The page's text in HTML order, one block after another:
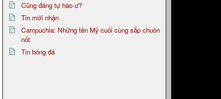
Cũng đáng tự hào ư?
Tin mới nhận
Campuchia: Những tên Mỹ cuối cùng sắp chuồn
nốt
Tin bóng đá